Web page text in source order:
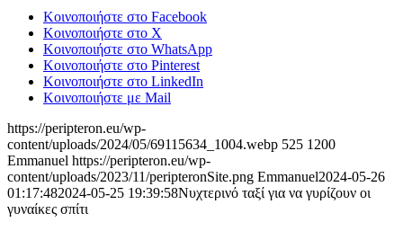
Κοινοποιήστε στο Facebook
Κοινοποιήστε στο X
Κοινοποιήστε στο WhatsApp
Κοινοποιήστε στο Pinterest
Κοινοποιήστε στο LinkedIn
Κοινοποιήστε με Mail
https://peripteron.eu/wp-
content/uploads/2024/05/69115634_1004.webp 525 1200
Emmanuel https://peripteron.eu/wp-
content/uploads/2023/11/peripteronSite.png Emmanuel2024-05-26
01:17:482024-05-25 19:39:58Νυχτερινό ταξί για να γυρίζουν οι
γυναίκες σπίτι